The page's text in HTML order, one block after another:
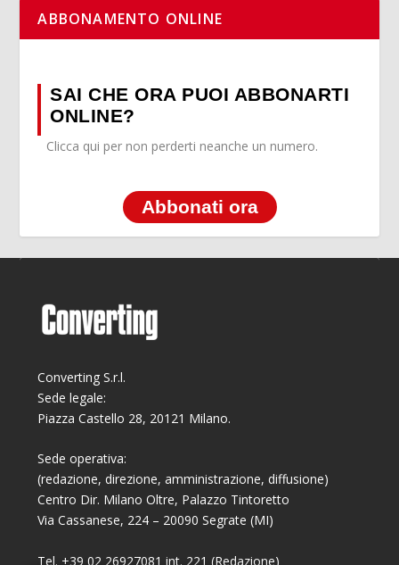
ABBONAMENTO ONLINE
SAI CHE ORA PUOI ABBONARTI
ONLINE?
Clicca qui per non perderti neanche un numero.
Abbonati ora
Converting S.r.l.
Sede legale:
Piazza Castello 28, 20121 Milano.
Sede operativa:
(redazione, direzione, amministrazione, diffusione)
Centro Dir. Milano Oltre, Palazzo Tintoretto
Via Cassanese, 224 – 20090 Segrate (MI)
Tel. +39 02 26927081 int. 221 (Redazione)